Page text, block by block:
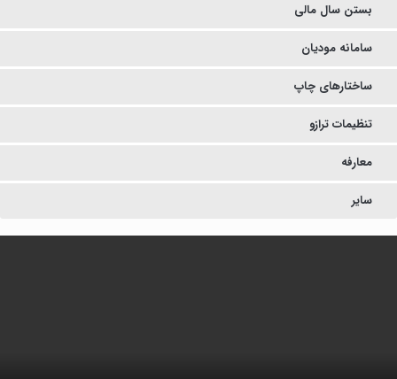
بستن سال مالی
سامانه مودیان
ساختارهای چاپ
تنظیمات ترازو
معارفه
سایر